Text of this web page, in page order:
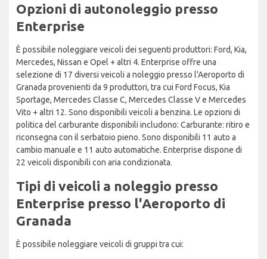
Opzioni di autonoleggio presso
Enterprise
È possibile noleggiare veicoli dei seguenti produttori: Ford, Kia,
Mercedes, Nissan e Opel + altri 4. Enterprise offre una
selezione di 17 diversi veicoli a noleggio presso l'Aeroporto di
Granada provenienti da 9 produttori, tra cui Ford Focus, Kia
Sportage, Mercedes Classe C, Mercedes Classe V e Mercedes
Vito + altri 12. Sono disponibili veicoli a benzina. Le opzioni di
politica del carburante disponibili includono: Carburante: ritiro e
riconsegna con il serbatoio pieno. Sono disponibili 11 auto a
cambio manuale e 11 auto automatiche. Enterprise dispone di
22 veicoli disponibili con aria condizionata.
Tipi di veicoli a noleggio presso
Enterprise presso l'Aeroporto di
Granada
È possibile noleggiare veicoli di gruppi tra cui: